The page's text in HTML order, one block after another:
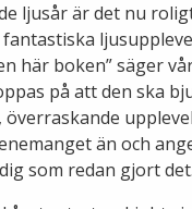
ljusår är det nu
fantastiska
här boken” säger
på att den ska
överraskande
än och
som redan gjort